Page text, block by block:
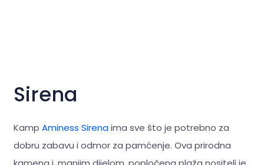
Sirena
Kamp Aminess Sirenaima sve što je potrebno za
dobru zabavu i odmor za pamćenje. Ova prirodna